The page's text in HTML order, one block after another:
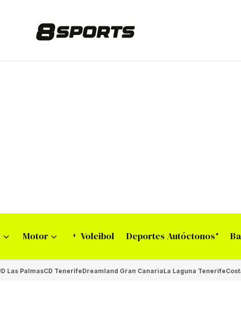
Motor Voleibol Deportes Autóctonos
Las PalmasCD TenerifeDreamland Gran CanariaLa Laguna Tenerife